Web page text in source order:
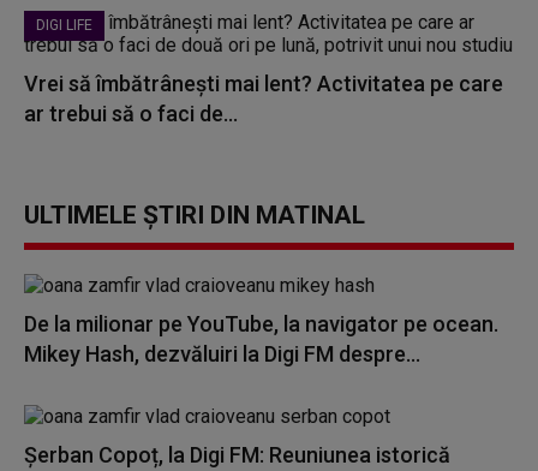
DIGI LIFE
Vrei să îmbătrânești mai lent? Activitatea pe care
ar trebui să o faci de...
ULTIMELE ȘTIRI DIN MATINAL
De la milionar pe YouTube, la navigator pe ocean.
Mikey Hash, dezvăluiri la Digi FM despre...
Șerban Copoț, la Digi FM: Reuniunea istorică